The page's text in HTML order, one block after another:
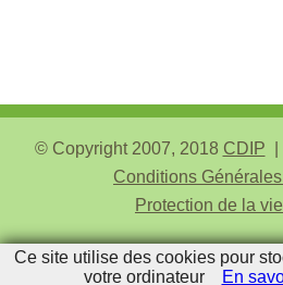
© Copyright 2007, 2018 CDIP
Conditions
Protection de la
Admin
Ce site utilise des cookies pour
votre ordinateur
En